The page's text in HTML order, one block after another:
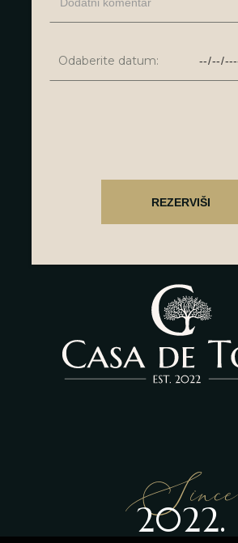
Since
2022.
Odaberite datum: